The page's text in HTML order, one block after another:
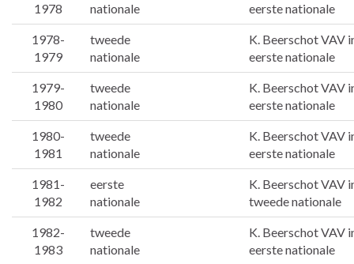
1978
nationale
eerste nationale
1978-
1979
tweede
nationale
K. Beerschot VAV
eerste nationale
1979-
1980
tweede
nationale
K. Beerschot VAV
eerste nationale
1980-
1981
tweede
nationale
K. Beerschot VAV
eerste nationale
1981-
1982
eerste
nationale
K. Beerschot VAV
tweede nationale
1982-
1983
tweede
nationale
K. Beerschot VAV
eerste nationale